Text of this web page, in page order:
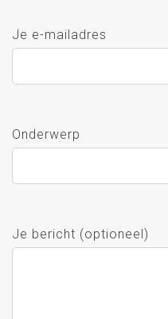
Je e-mailadres
Onderwerp
Je bericht (optioneel)